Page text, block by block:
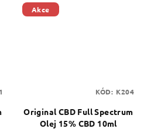
Akce
Original CBD Full Spectrum
Olej 15% CBD 10ml
KÓD: K204